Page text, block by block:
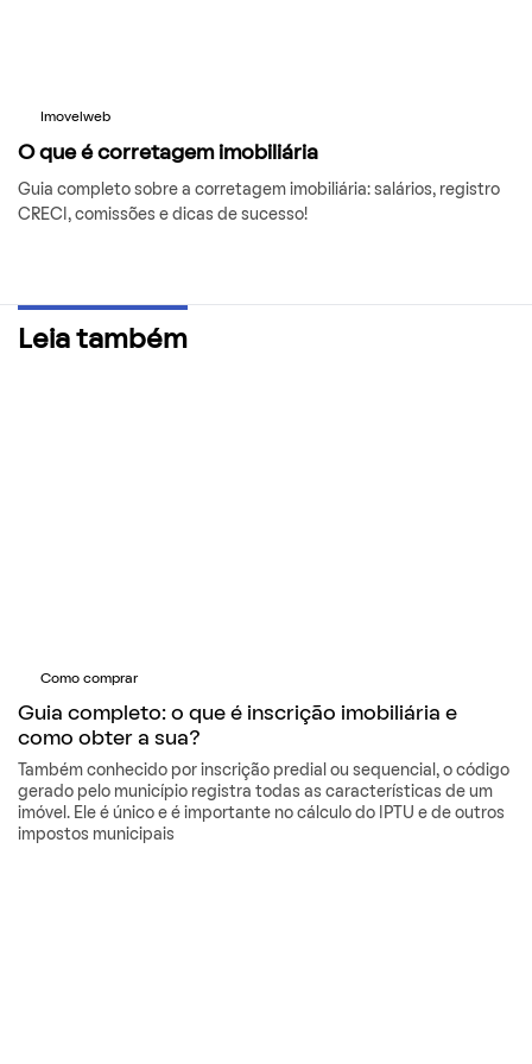
Imovelweb
O que é corretagem imobiliária
Guia completo sobre a corretagem imobiliária: salários, registro
CRECI, comissões e dicas de sucesso!
Leia também
Como comprar
Guia completo: o que é inscrição imobiliária e
como obter a sua?
Também conhecido por inscrição predial ou sequencial, o código
gerado pelo município registra todas as características de um
imóvel. Ele é único e é importante no cálculo do IPTU e de outros
impostos municipais